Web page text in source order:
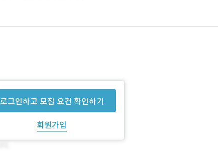
로그인하고 모집 요건 확인하기
회원가입